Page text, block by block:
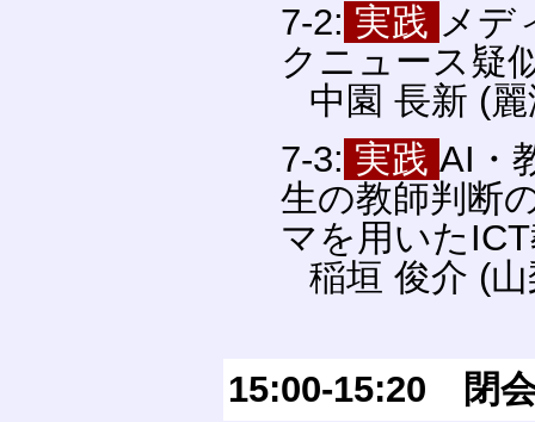
7-2: 実践 メデ
クニュース疑
中園 長新 (
7-3: 実践 AI・
生の教師判断
マを用いた
稲垣 俊介 (
15:00-15:20 閉